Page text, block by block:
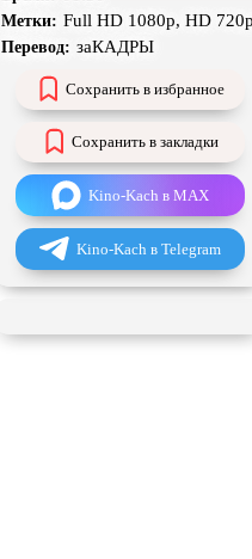
Чёрная комедия
Метки: Full HD 1080p, HD 720p
Перевод: заКАДРЫ
Сохранить в избранное
Сохранить в закладки
Kino-Kach в MAX
Kino-Kach в Telegram